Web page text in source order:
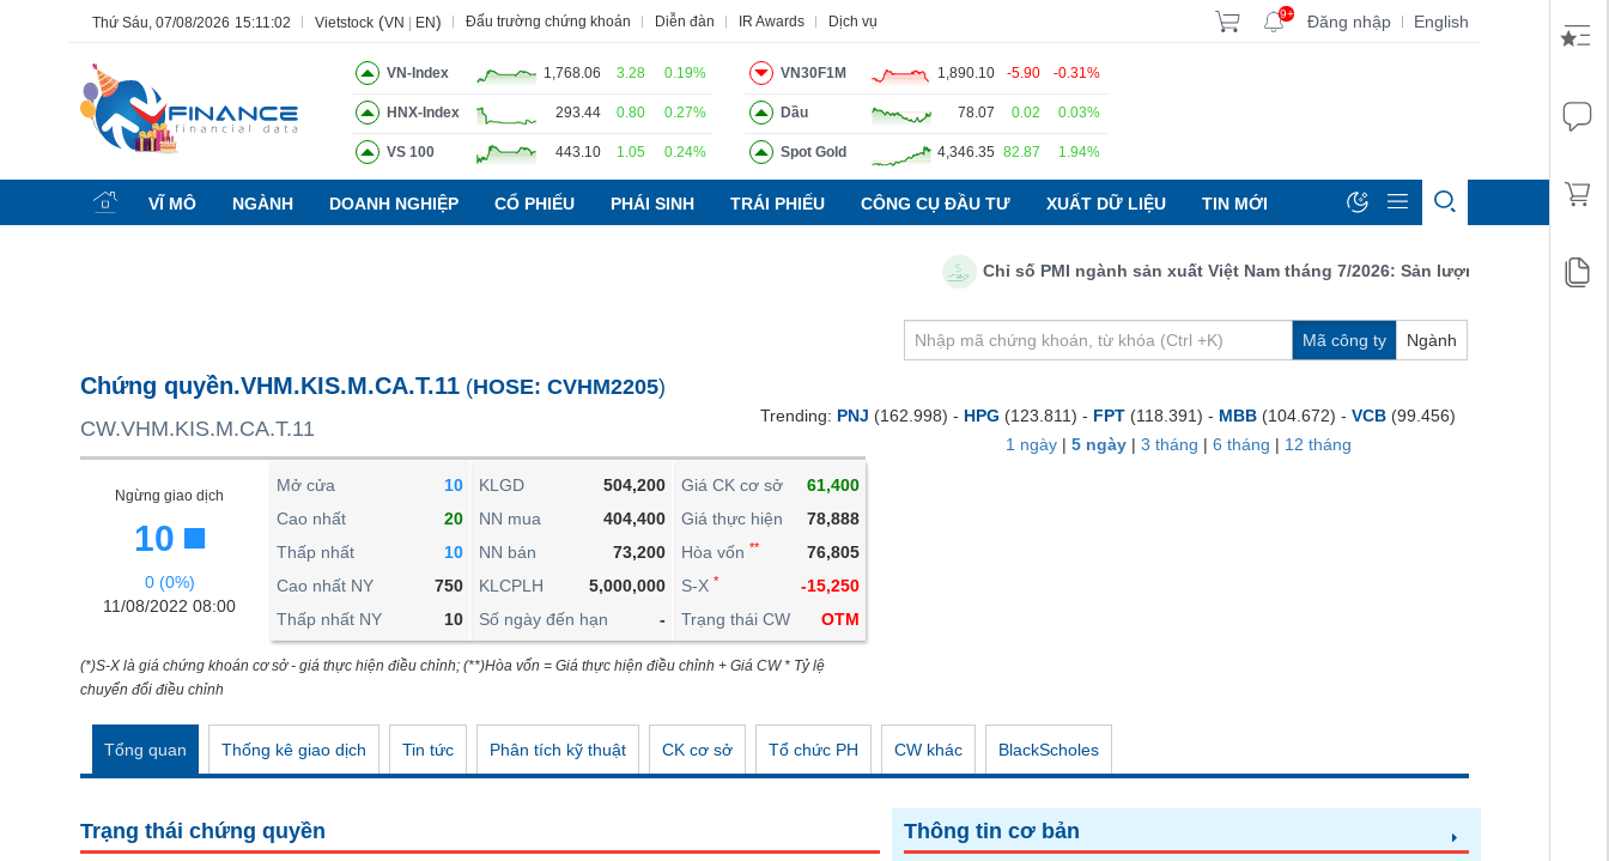
Thứ Sáu, 07/08/2026 15:11:03 Vietstock (VN EN) Đấu trường chứng khoán Diễn đàn IR Awards Dịch vụ 9+ Đăng nhập | English
VN-Index 1,768.06 3.28 0.19%
HNX-Index 293.44 0.80 0.27%
VS 100 443.10 1.05 0.24%
VN30F1M 1,890.10 -5.90 -0.31%
Dầu 78.07 0.02 0.03%
Spot Gold 4,346.35 82.87 1.94%
VĨ MÔ NGÀNH DOANH NGHIỆP CỔ PHIẾU PHÁI SINH TRÁI PHIẾU CÔNG CỤ ĐẦU TƯ XUẤT DỮ LIỆU TIN MỚI
Chỉ số PMI ngành sản xuất Việt Nam tháng 7/2026: Sản lượng, số lượng đơn
Mã công ty Ngành
Chứng quyền.VHM.KIS.M.CA.T.11 (HOSE: CVHM2205)
CW.VHM.KIS.M.CA.T.11
Ngừng giao dịch
10
0 (0%)
11/08/2022 08:00
Mở cửa
10
Cao nhất
20
Thấp nhất
10
Cao nhất NY
750
Thấp nhất NY
10
KLGD
504,200
NN mua
404,400
NN bán
73,200
KLCPLH
5,000,000
Số ngày đến hạn
-
Giá CK cơ sở
61,400
Giá thực hiện
78,888
Hòa vốn **
76,805
S-X *
-15,250
Trạng thái CW
OTM
(*)S-X là giá chứng khoán cơ sở - giá thực hiện điều chỉnh; (**)Hòa vốn = Giá thực hiện điều chỉnh + Giá CW * Tỷ lệ
chuyển đổi điều chỉnh
Trending: PNJ (162.998) - HPG (123.811) - FPT (118.391) - MBB (104.672) - VCB (99.456)
1 ngày | 5 ngày | 3 tháng | 6 tháng | 12 tháng
Tổng quan Thống kê giao dịch Tin tức Phân tích kỹ thuật CK cơ sở Tổ chức PH CW khác BlackScholes
Trạng thái chứng quyền Thông tin cơ bản
Tính năng Ngành Mã chứng khoán Lãnh đạo Tin tức Báo cáo phân tích Thuật ngữ Dịch vụ
BẤT ĐỘNG SẢN
TÀI CHÍNH
KINH TẾ
THẾ GIỚI
ĐÔNG DƯƠNG
PHÂN TÍCH
PHÁI SINH
TRÁI PHIẾU
CÔNG CỤ ĐẦU TƯ
XUẤT DỮ LIỆU
TIN MỚI
VS-SECTOR
NGUYÊN VẬT LIỆU